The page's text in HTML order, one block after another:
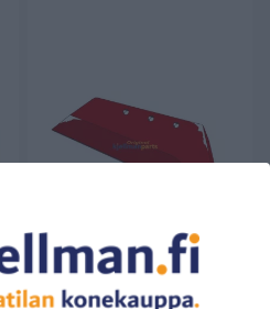
Auran vannas 16" oikea